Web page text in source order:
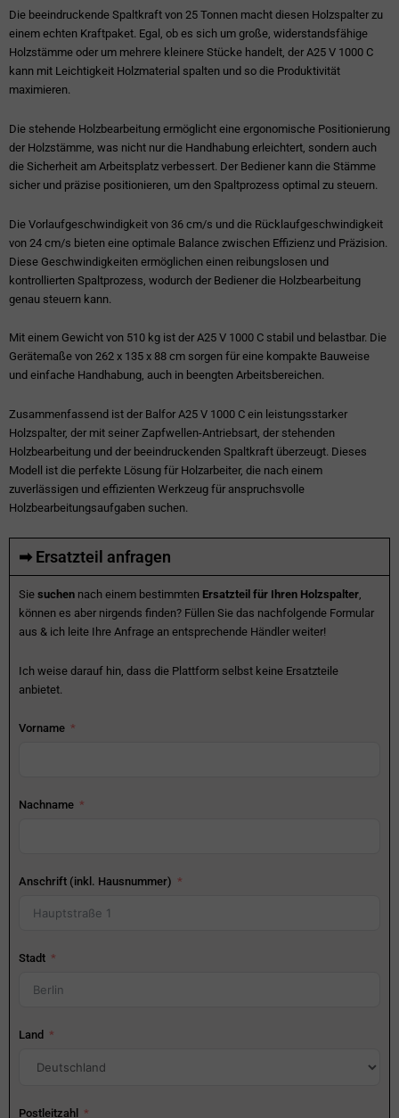
Die beeindruckende Spaltkraft von 25 Tonnen macht diesen Holzspalter zu
einem echten Kraftpaket. Egal, ob es sich um große, widerstandsfähige
Holzstämme oder um mehrere kleinere Stücke handelt, der A25 V 1000 C
kann mit Leichtigkeit Holzmaterial spalten und so die Produktivität
maximieren.
Die stehende Holzbearbeitung ermöglicht eine ergonomische Positionierung
der Holzstämme, was nicht nur die Handhabung erleichtert, sondern auch
die Sicherheit am Arbeitsplatz verbessert. Der Bediener kann die Stämme
sicher und präzise positionieren, um den Spaltprozess optimal zu steuern.
Die Vorlaufgeschwindigkeit von 36 cm/s und die Rücklaufgeschwindigkeit
von 24 cm/s bieten eine optimale Balance zwischen Effizienz und Präzision.
Diese Geschwindigkeiten ermöglichen einen reibungslosen und
kontrollierten Spaltprozess, wodurch der Bediener die Holzbearbeitung
genau steuern kann.
Mit einem Gewicht von 510 kg ist der A25 V 1000 C stabil und belastbar. Die
Gerätemaße von 262 x 135 x 88 cm sorgen für eine kompakte Bauweise
und einfache Handhabung, auch in beengten Arbeitsbereichen.
Zusammenfassend ist der Balfor A25 V 1000 C ein leistungsstarker
Holzspalter, der mit seiner Zapfwellen-Antriebsart, der stehenden
Holzbearbeitung und der beeindruckenden Spaltkraft überzeugt. Dieses
Modell ist die perfekte Lösung für Holzarbeiter, die nach einem
zuverlässigen und effizienten Werkzeug für anspruchsvolle
Holzbearbeitungsaufgaben suchen.
➡ Ersatzteil anfragen
Sie suchen nach einem bestimmten Ersatzteil für Ihren Holzspalter
können es aber nirgends finden? Füllen Sie das nachfolgende Formular
aus & ich leite Ihre Anfrage an entsprechende Händler weiter!
Ich weise darauf hin, dass die Plattform selbst keine Ersatzteile
anbietet.
Vorname
Nachname
Anschrift (inkl. Hausnummer)
Stadt
Land
Postleitzahl